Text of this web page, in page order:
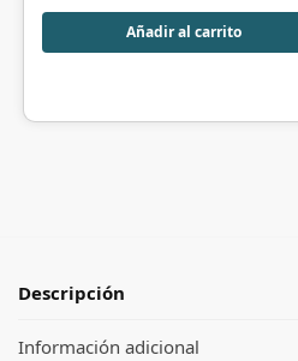
Añadir al carrito
Descripción
Información adicional